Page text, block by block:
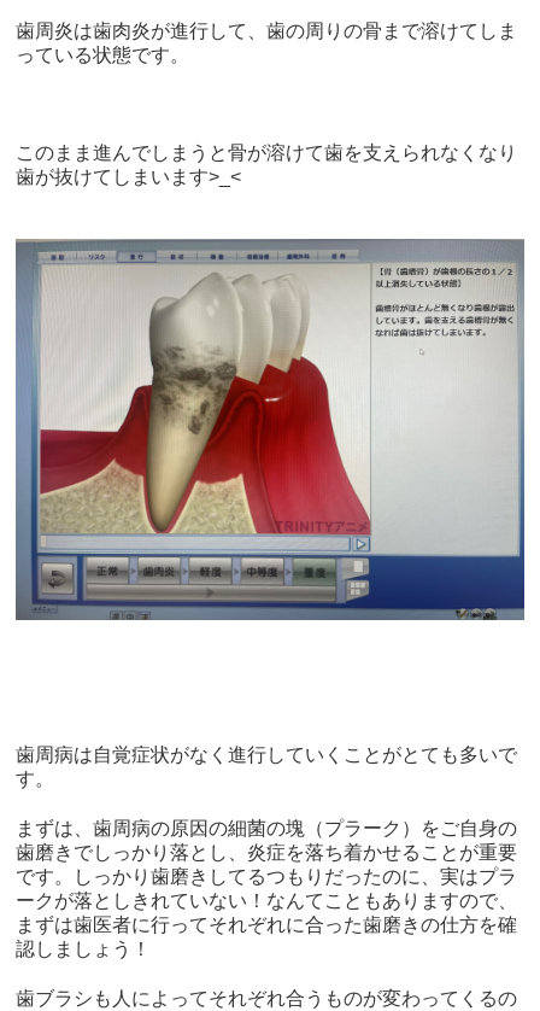
歯周炎は歯肉炎が進行して、歯の周りの骨まで溶けてしま
っている状態です。
このまま進んでしまうと骨が溶けて歯を支えられなくなり
歯が抜けてしまいます>_<
歯周病は自覚症状がなく進行していくことがとても多いで
す。
まずは、歯周病の原因の細菌の塊（プラーク）をご自身の
歯磨きでしっかり落とし、炎症を落ち着かせることが重要
です。しっかり歯磨きしてるつもりだったのに、実はプラ
ークが落としきれていない！なんてこともありますので、
まずは歯医者に行ってそれぞれに合った歯磨きの仕方を確
認しましょう！
歯ブラシも人によってそれぞれ合うものが変わってくるの